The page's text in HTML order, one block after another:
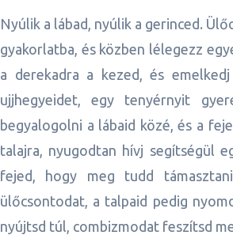
Nyúlik a lábad, nyúlik a gerinced.
gyakorlatba, és közben lélegezz
a derekadra a kezed, és
ujjhegyeidet, egy tenyérnyit
begyalogolni a lábaid közé, és a
talajra, nyugodtan hívj segítségül
fejed, hogy meg tudd
ülőcsontodat, a talpaid pedig
nyújtsd túl, combizmodat feszítsd